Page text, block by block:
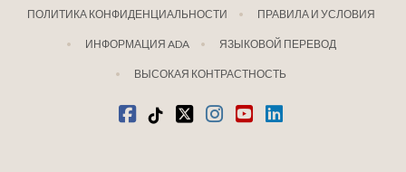
ПОЛИТИКА КОНФИДЕНЦИАЛЬНОСТИ ПРАВИЛА И УСЛОВИЯ
ИНФОРМАЦИЯ ADA ЯЗЫКОВОЙ ПЕРЕВОД
ВЫСОКАЯ КОНТРАСТНОСТЬ
Фейсбук
Тик-Токщебетать
Инстаграм
ЮтубLinkedIn